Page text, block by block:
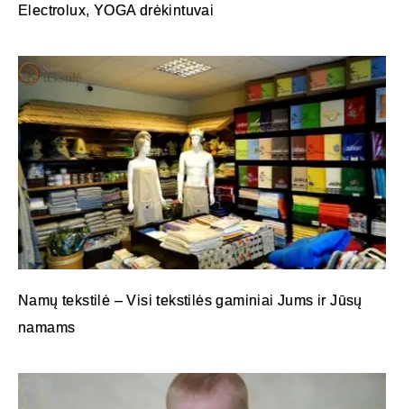
Electrolux, YOGA drėkintuvai
Namų tekstilė – Visi tekstilės gaminiai Jums ir Jūsų
namams